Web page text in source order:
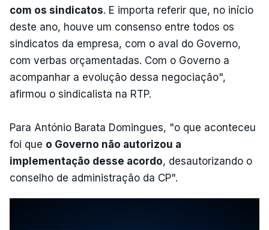
com os sindicatos. E importa referir que, no início
deste ano, houve um consenso entre todos os
sindicatos da empresa, com o aval do Governo,
com verbas orçamentadas. Com o Governo a
acompanhar a evolução dessa negociação",
afirmou o sindicalista na RTP.
Para António Barata Domingues, "o que aconteceu
foi que o Governo não autorizou a
implementação desse acordo, desautorizando o
conselho de administração da CP".